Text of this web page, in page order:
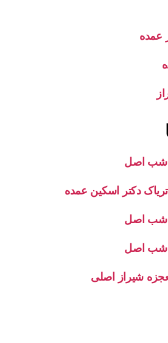
عمده
شب اصل
دکتر اسکین عمده
شب اصل
شب اصل
شیراز اصلی